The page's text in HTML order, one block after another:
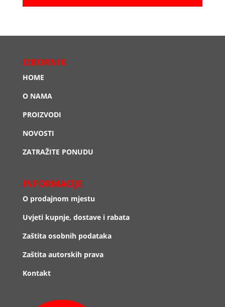
IZBORNIK
HOME
O NAMA
PROIZVODI
NOVOSTI
ZATRAŽITE PONUDU
INFORMACIJE
O prodajnom mjestu
Uvjeti kupnje, dostave i rabata
Zaštita osobnih podataka
Zaštita autorskih prava
Kontakt